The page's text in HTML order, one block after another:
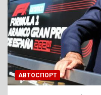
АВТОСПОРТ